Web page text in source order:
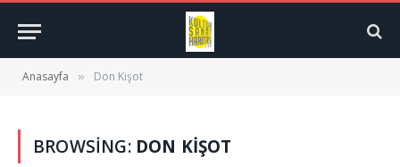
Anasayfa » Don Kişot
BROWSING: DON KIŞOT